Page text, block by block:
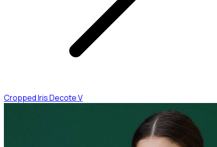
Cropped Iris Decote V